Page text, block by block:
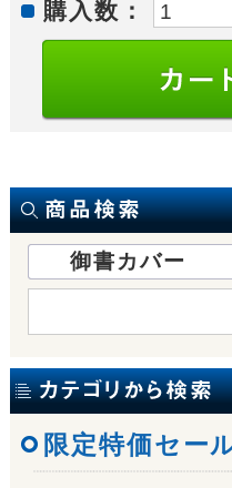
購入数：
御書カバー
限定特価セー